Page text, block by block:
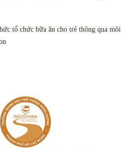
tổ chức bữa ăn cho trẻ thông qua môi